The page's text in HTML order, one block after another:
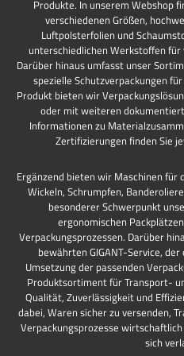
Produkte. In unserem Webshop
verschiedenen Größen,
Luftpolsterfolien und
unterschiedlichen Werkstoffen
Darüber hinaus umfasst unser
spezielle Schutzverpackungen
Produkt bieten wir
oder mit weiteren
Informationen zu
Zertifizierungen finden Sie
Ergänzend bieten wir Maschinen für
Wickeln, Schrumpfen,
besonderer Schwerpunkt
ergonomischen
Verpackungsprozessen. Darüber
bewährten GIGANT-Service,
Umsetzung der passenden
Produktsortiment für Transport-
Qualität, Zuverlässigkeit und
dabei, Waren sicher zu versenden,
Verpackungsprozesse
sich